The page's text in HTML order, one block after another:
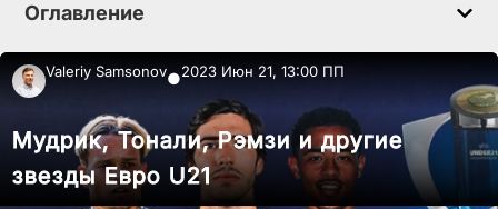
Оглавление
Valeriy Samsonov●2023 Июн 21, 13:00 ПП
Мудрик, Тонали, Рэмзи и другие
звезды Евро U21